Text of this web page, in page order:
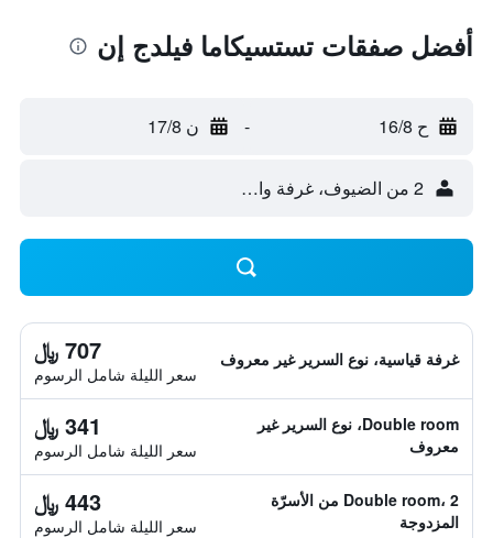
أفضل صفقات تستسيكاما فيلدج إن
ح 16/8 - ن 17/8
2 من الضيوف، غرفة واحدة
غرفة قياسية، نوع السرير غير معروف 707 ﷼
سعر الليلة شامل الرسوم
Double room، نوع السرير غير
معروف
341 ﷼
سعر الليلة شامل الرسوم
Double room، 2 من الأسرّة
المزدوجة
443 ﷼
سعر الليلة شامل الرسوم